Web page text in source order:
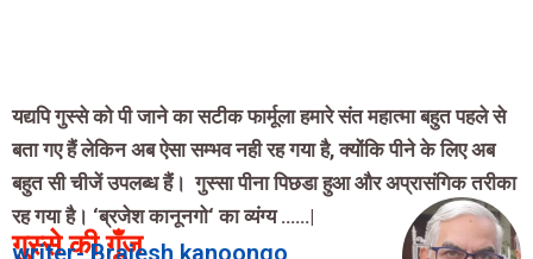
यद्यपि गुस्से को पी जाने का सटीक फार्मूला हमारे संत महात्मा बहुत पहले से
बता गए हैं लेकिन अब ऐसा सम्भव नही रह गया है,क्योंकि पीने के लिए अब
बहुत सी चीजें उपलब्ध हैं। गुस्सा पीना पिछडा हुआ और अप्रासंगिक तरीका
रह गया है। ‘ब्रजेश कानूनगो‘का व्यंग्य ……|
गुस्से की गूँज
writer- Brajesh kanoongo